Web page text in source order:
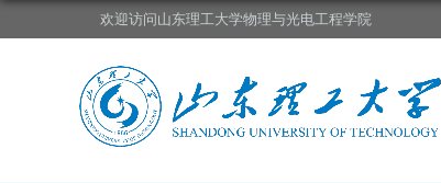
欢迎访问山东理工大学物理与光电工程学院